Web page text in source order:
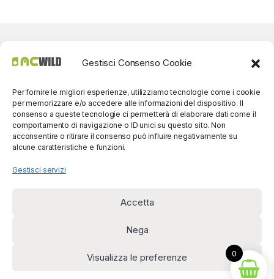
Gestisci Consenso Cookie
Per fornire le migliori esperienze, utilizziamo tecnologie come i cookie
per memorizzare e/o accedere alle informazioni del dispositivo. Il
consenso a queste tecnologie ci permetterà di elaborare dati come il
comportamento di navigazione o ID unici su questo sito. Non
acconsentire o ritirare il consenso può influire negativamente su
alcune caratteristiche e funzioni.
Gestisci servizi
Accetta
Nega
Visualizza le preferenze
disponibili!
(0039) 091
5607514
0